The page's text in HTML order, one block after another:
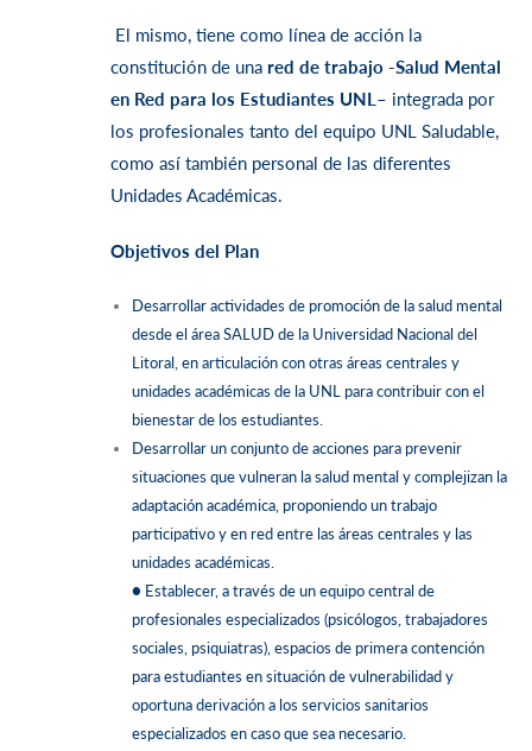
El mismo, tiene como línea de acción la
constitución de una red de trabajo -Salud Mental
en Red para los Estudiantes UNL – integrada por
los profesionales tanto del equipo UNL Saludable,
como así también personal de las diferentes
Unidades Académicas.
Objetivos del Plan
Desarrollar actividades de promoción de la salud mental
desde el área SALUD de la Universidad Nacional del
Litoral, en articulación con otras áreas centrales y
unidades académicas de la UNL para contribuir con el
bienestar de los estudiantes.
Desarrollar un conjunto de acciones para prevenir
situaciones que vulneran la salud mental y complejizan la
adaptación académica, proponiendo un trabajo
participativo y en red entre las áreas centrales y las
unidades académicas.
● Establecer, a través de un equipo central de
profesionales especializados (psicólogos, trabajadores
sociales, psiquiatras), espacios de primera contención
para estudiantes en situación de vulnerabilidad y
oportuna derivación a los servicios sanitarios
especializados en caso que sea necesario.